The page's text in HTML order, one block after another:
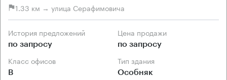
1.33 км → улица Серафимовича
История предложений
по запросу
Цена продажи
по запросу
Класс офисов
B
Тип здания
Особняк